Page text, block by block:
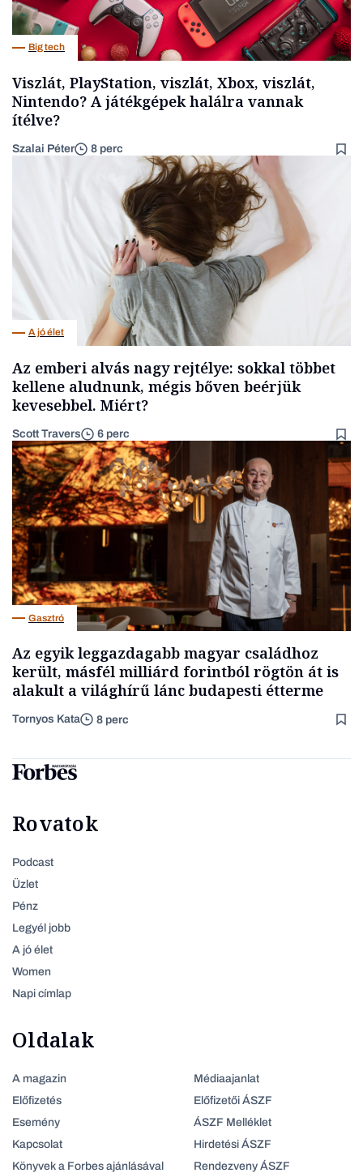
Big tech
Viszlát, PlayStation, viszlát, Xbox, viszlát,
Nintendo? A játékgépek halálra vannak
ítélve?
Szalai Péter 8 perc
A jó élet
Az emberi alvás nagy rejtélye: sokkal többet
kellene aludnunk, mégis bőven beérjük
kevesebbel. Miért?
Scott Travers 6 perc
Gasztró
Az egyik leggazdagabb magyar családhoz
került, másfél milliárd forintból rögtön át is
alakult a világhírű lánc budapesti étterme
Tornyos Kata 8 perc
Rovatok
Podcast
Üzlet
Pénz
Legyél jobb
A jó élet
Women
Napi címlap
Oldalak
A magazin
Előfizetés
Esemény
Kapcsolat
Könyvek a Forbes ajánlásával
Médiaajanlat
Előfizetői ÁSZF
ÁSZF Melléklet
Hirdetési ÁSZF
Rendezveny ÁSZF